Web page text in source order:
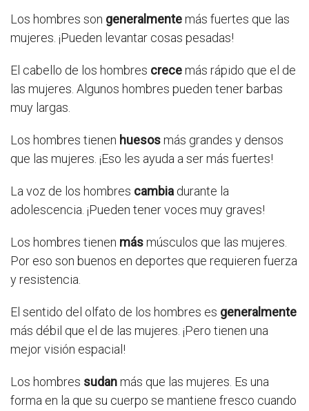
Los hombres son generalmentemás fuertes que las
mujeres. ¡Pueden levantar cosas pesadas!
El cabello de los hombres crecemás rápido que el de
las mujeres. Algunos hombres pueden tener barbas
muy largas.
Los hombres tienen huesosmás grandes y densos
que las mujeres. ¡Eso les ayuda a ser más fuertes!
La voz de los hombres cambia durante la
adolescencia. ¡Pueden tener voces muy graves!
Los hombres tienen másmúsculos que las mujeres.
Por eso son buenos en deportes que requieren fuerza
y resistencia.
El sentido del olfato de los hombres es generalmente
más débil que el de las mujeres. ¡Pero tienen una
mejor visión espacial!
Los hombres sudanmás que las mujeres. Es una
forma en la que su cuerpo se mantiene fresco cuando